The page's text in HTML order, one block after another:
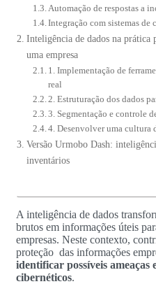
Automação de respostas a
Integração com sistemas de
Inteligência de dados na prática
uma empresa
1. Implementação de
real
2. Estruturação dos dados
3. Segmentação e controle
4. Desenvolver uma cultura
Versão Urmobo Dash:
inventários
A inteligência de dados
brutos em informações úteis
empresas. Neste contexto,
proteção das informações
identificar possíveis ameaças
cibernéticos.